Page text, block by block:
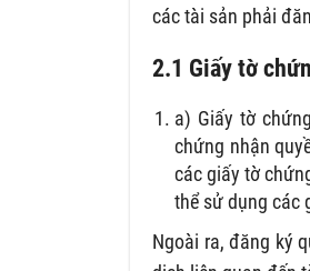
các tài sản phải
2.1 Giấy tờ
a) Giấy tờ
chứng nhận
các giấy tờ
thể sử dụng các
Ngoài ra, đăng ký